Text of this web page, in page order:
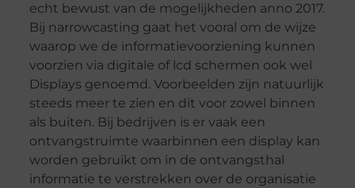
echt bewust van de mogelijkheden anno 2017.
Bij narrowcasting gaat het vooral om de wijze
waarop we de informatievoorziening kunnen
voorzien via digitale of lcd schermen ook wel
Displays genoemd. Voorbeelden zijn natuurlijk
steeds meer te zien en dit voor zowel binnen
als buiten. Bij bedrijven is er vaak een
ontvangstruimte waarbinnen een display kan
worden gebruikt om in de ontvangsthal
informatie te verstrekken over de organisatie